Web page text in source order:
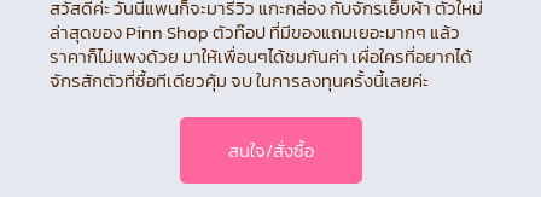
สวัสดีค่ะ วันนี้แพนก็จะมารีวิว แกะกล่อง กับจักรเย็บผ้า ตัวใหม่
ล่าสุดของ Pinn Shop ตัวท๊อป ที่มีของแถมเยอะมากๆ แล้ว
ราคาก็ไม่แพงด้วย มาให้เพื่อนๆได้ชมกันค่า เผื่อใครที่อยากได้
จักรสักตัวที่ซื้อทีเดียวคุ้ม จบ ในการลงทุนครั้งนี้เลยค่ะ
สนใจ/สั่งซื้อ